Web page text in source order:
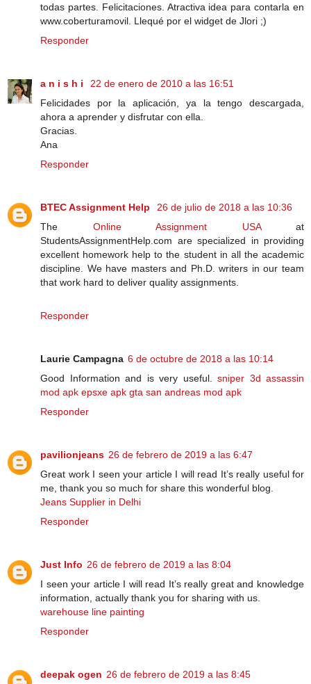
todas partes. Felicitaciones. Atractiva idea para contarla en
www.coberturamovil. Llequé por el widget de Jlori ;)
Responder
a n i s h i
22 de enero de 2010 a las 16:51
Felicidades por la aplicación, ya la tengo descargada,
ahora a aprender y disfrutar con ella.
Gracias.
Ana
Responder
BTEC Assignment Help
26 de julio de 2018 a las 10:36
The Online Assignment USAat
StudentsAssignmentHelp.com are specialized in providing
excellent homework help to the student in all the academic
discipline. We have masters and Ph.D. writers in our team
that work hard to deliver quality assignments.
Responder
Laurie Campagna 6 de octubre de 2018 a las 10:14
Good Information and is very useful. sniper 3d assassin
mod apk epsxe apk gta san andreas mod apk
Responder
pavilionjeans 26 de febrero de 2019 a las 6:47
Great work I seen your article I will read It’s really useful for
me, thank you so much for share this wonderful blog.
Jeans Supplier in Delhi
Responder
Just Info 26 de febrero de 2019 a las 8:04
I seen your article I will read It’s really great and knowledge
information, actually thank you for sharing with us.
warehouse line painting
Responder
deepak ogen 26 de febrero de 2019 a las 8:45